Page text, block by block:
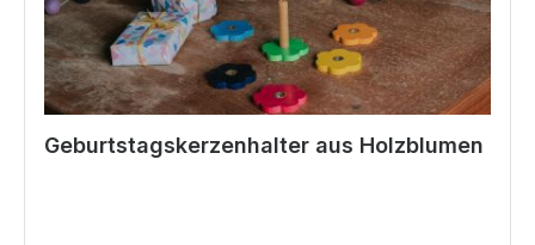
Geburtstagskerzenhalter aus Holzblumen